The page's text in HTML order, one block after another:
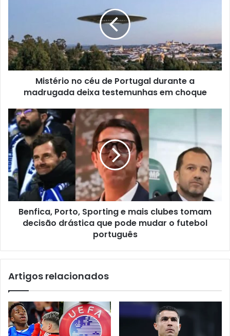
Mistério no céu de Portugal durante a
madrugada deixa testemunhas em choque
Benfica, Porto, Sporting e mais clubes tomam
decisão drástica que pode mudar o futebol
português
Artigos relacionados